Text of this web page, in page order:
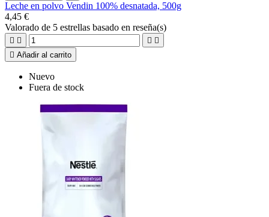
Leche en polvo Vendin 100% desnatada, 500g
4,45 €
Valorado de 5 estrellas basado en reseña(s)
   
 Añadir al carrito
Nuevo
Fuera de stock